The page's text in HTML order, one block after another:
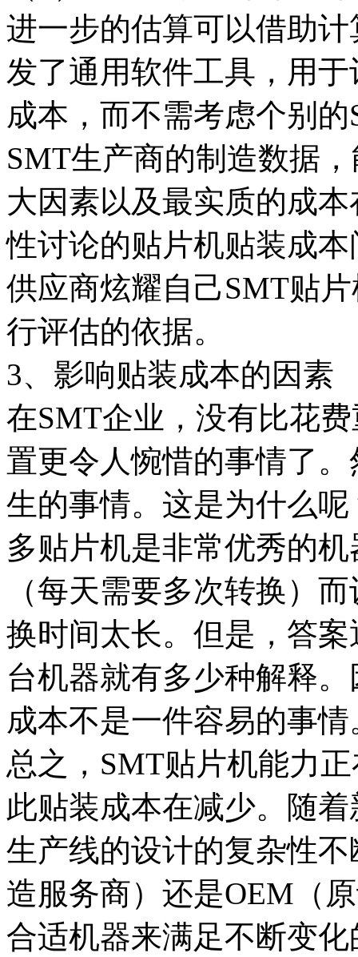
进一步的估算可以借助
发了通用软件工具，用
成本，而不需考虑个别
SMT生产商的制造数据
大因素以及最实质的成
性讨论的贴片机贴装成
供应商炫耀自己SMT贴
行评估的依据。
3、影响贴装成本的因素
在SMT企业，没有比花
置更令人惋惜的事情了
生的事情。这是为什么
多贴片机是非常优秀的
（每天需要多次转换）
换时间太长。但是，答
台机器就有多少种解释
成本不是一件容易的事情
总之，SMT贴片机能力
此贴装成本在减少。随
生产线的设计的复杂性
造服务商）还是OEM（
合适机器来满足不断变